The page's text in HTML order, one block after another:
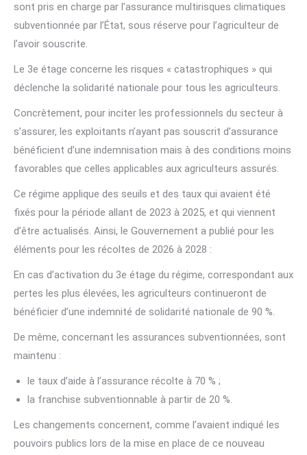
sont pris en charge par l’assurance multirisques climatiques
subventionnée par l’État, sous réserve pour l’agriculteur de
l’avoir souscrite.
Le 3e étage concerne les risques « catastrophiques » qui
déclenche la solidarité nationale pour tous les agriculteurs.
Concrètement, pour inciter les professionnels du secteur à
s’assurer, les exploitants n’ayant pas souscrit d’assurance
bénéficient d’une indemnisation mais à des conditions moins
favorables que celles applicables aux agriculteurs assurés.
Ce régime applique des seuils et des taux qui avaient été
fixés pour la période allant de 2023 à 2025, et qui viennent
d’être actualisés. Ainsi, le Gouvernement a publié pour les
éléments pour les récoltes de 2026 à 2028 :
En cas d’activation du 3e étage du régime, correspondant aux
pertes les plus élevées, les agriculteurs continueront de
bénéficier d’une indemnité de solidarité nationale de 90 %.
De même, concernant les assurances subventionnées, sont
maintenu :
le taux d’aide à l’assurance récolte à 70 % ;
la franchise subventionnable à partir de 20 %.
Les changements concernent, comme l’avaient indiqué les
pouvoirs publics lors de la mise en place de ce nouveau